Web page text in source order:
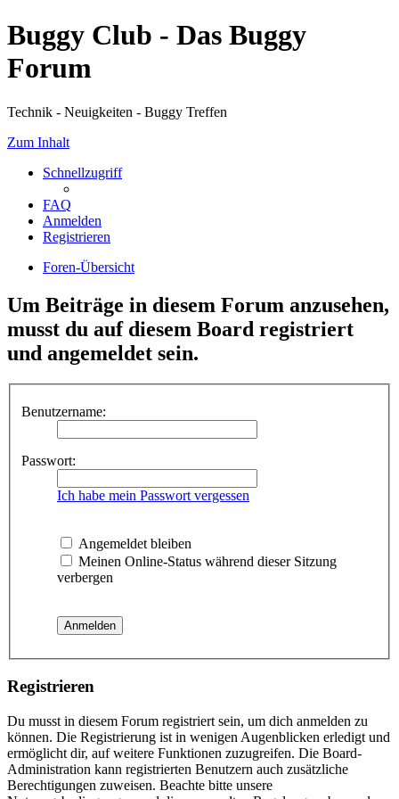
Buggy Club - Das Buggy
Forum
Technik - Neuigkeiten - Buggy Treffen
Zum Inhalt
Schnellzugriff
FAQ
Anmelden
Registrieren
Foren-Übersicht
Um Beiträge in diesem Forum anzusehen,
musst du auf diesem Board registriert
und angemeldet sein.
Benutzername:
Passwort:
Ich habe mein Passwort vergessen
Angemeldet bleiben
Meinen Online-Status während dieser Sitzung
verbergen
Registrieren
Du musst in diesem Forum registriert sein, um dich anmelden zu
können. Die Registrierung ist in wenigen Augenblicken erledigt und
ermöglicht dir, auf weitere Funktionen zuzugreifen. Die Board-
Administration kann registrierten Benutzern auch zusätzliche
Berechtigungen zuweisen. Beachte bitte unsere